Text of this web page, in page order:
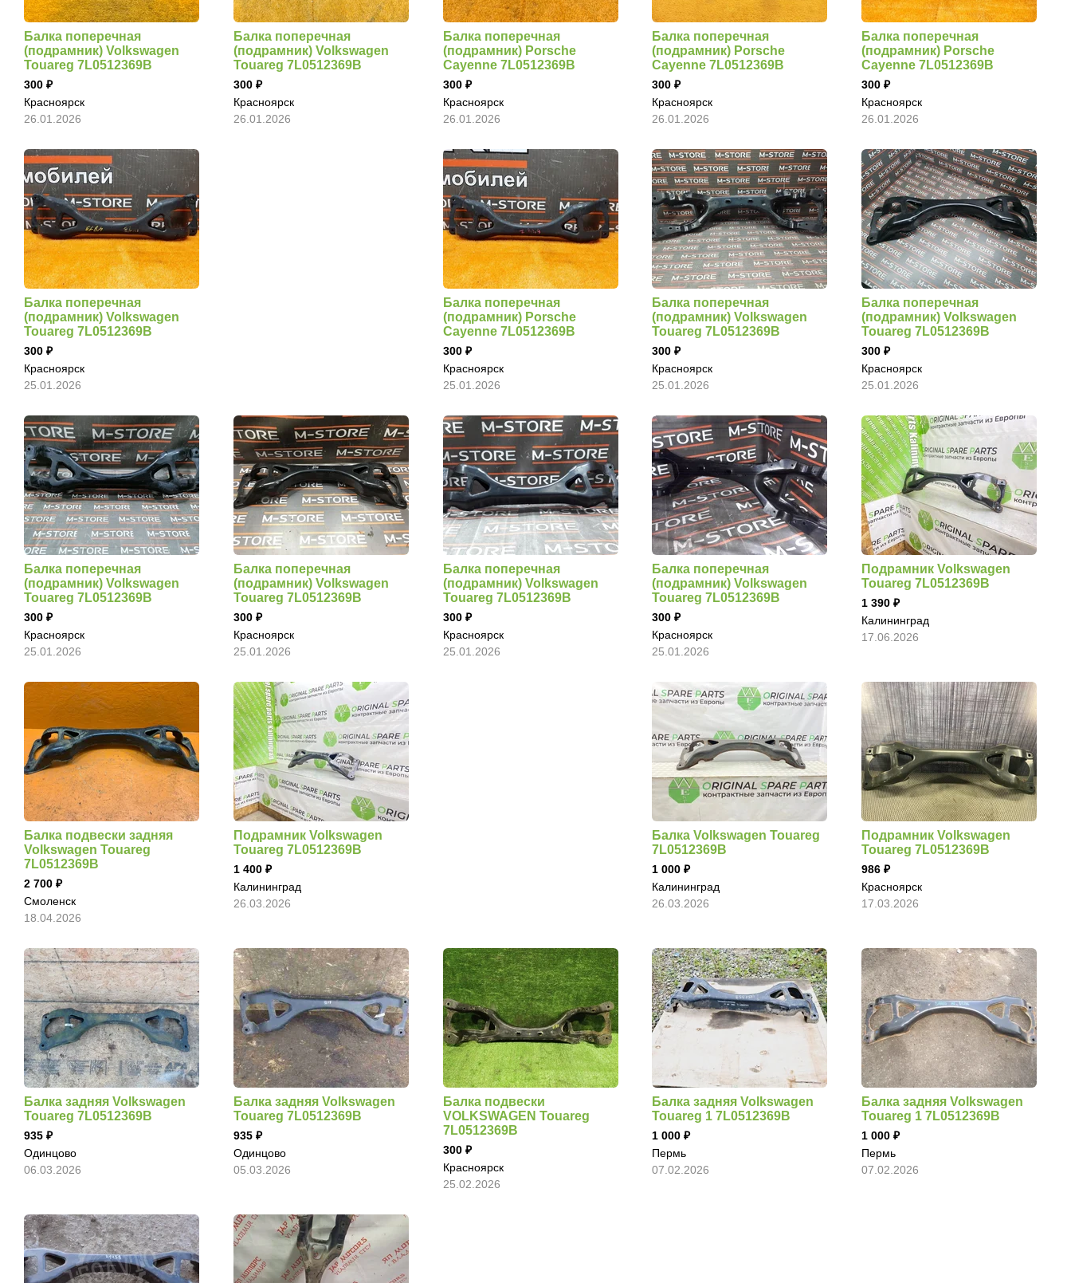
Балка поперечная
(подрамник) Volkswagen
Touareg 7L0512369B
300
Красноярск
26.01.2026
Балка поперечная
(подрамник) Volkswagen
Touareg 7L0512369B
300
Красноярск
26.01.2026
Балка поперечная
(подрамник) Porsche
Cayenne 7L0512369B
300
Красноярск
26.01.2026
Балка поперечная
(подрамник) Porsche
Cayenne 7L0512369B
300
Красноярск
26.01.2026
Балка поперечная
(подрамник) Porsche
Cayenne 7L0512369B
300
Красноярск
26.01.2026
Балка поперечная
(подрамник) Volkswagen
Touareg 7L0512369B
300
Красноярск
25.01.2026
Балка поперечная
(подрамник) Porsche
Cayenne 7L0512369B
300
Красноярск
25.01.2026
Балка поперечная
(подрамник) Volkswagen
Touareg 7L0512369B
300
Красноярск
25.01.2026
Балка поперечная
(подрамник) Volkswagen
Touareg 7L0512369B
300
Красноярск
25.01.2026
Балка поперечная
(подрамник) Volkswagen
Touareg 7L0512369B
300
Красноярск
25.01.2026
Балка поперечная
(подрамник) Volkswagen
Touareg 7L0512369B
300
Красноярск
25.01.2026
Балка поперечная
(подрамник) Volkswagen
Touareg 7L0512369B
300
Красноярск
25.01.2026
Балка поперечная
(подрамник) Volkswagen
Touareg 7L0512369B
300
Красноярск
25.01.2026
Подрамник Volkswagen
Touareg 7L0512369B
1 390
Калининград
17.06.2026
Балка подвески задняя
Volkswagen Touareg
7L0512369B
2 700
Смоленск
18.04.2026
Подрамник Volkswagen
Touareg 7L0512369B
1 400
Калининград
26.03.2026
Балка Volkswagen Touareg
7L0512369B
1 000
Калининград
26.03.2026
Подрамник Volkswagen
Touareg 7L0512369B
986
Красноярск
17.03.2026
Балка задняя Volkswagen
Touareg 7L0512369B
935
Одинцово
06.03.2026
Балка задняя Volkswagen
Touareg 7L0512369B
935
Одинцово
05.03.2026
Балка подвески
VOLKSWAGEN Touareg
7L0512369B
300
Красноярск
25.02.2026
Балка задняя Volkswagen
Touareg 1 7L0512369B
1 000
Пермь
07.02.2026
Балка задняя Volkswagen
Touareg 1 7L0512369B
1 000
Пермь
07.02.2026